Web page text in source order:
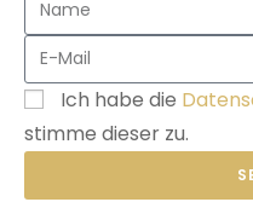
Ich habe die
stimme dieser zu.